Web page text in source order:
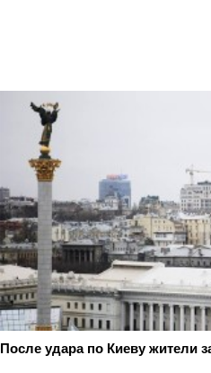
После удара по Киеву жители